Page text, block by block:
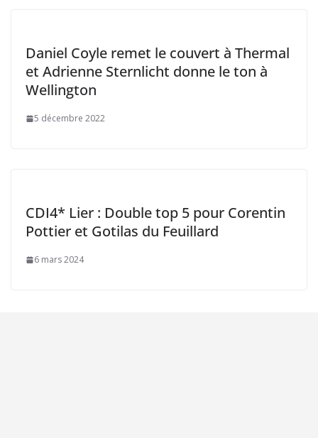
Daniel Coyle remet le couvert à Thermal
et Adrienne Sternlicht donne le ton à
Wellington
5 décembre 2022
CDI4* Lier : Double top 5 pour Corentin
Pottier et Gotilas du Feuillard
6 mars 2024